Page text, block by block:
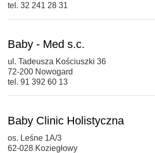
tel. 32 241 28 31
Baby - Med s.c.
ul. Tadeusza Kościuszki 36
72-200 Nowogard
tel. 91 392 60 13
Baby Clinic Holistyczna
os. Leśne 1A/3
62-028 Koziegłowy